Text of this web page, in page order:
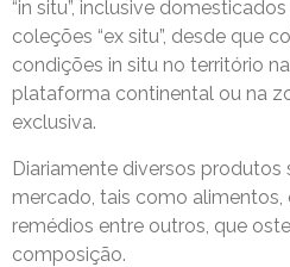
“in situ”, inclusive
coleções “ex situ”, desde que
condições in situ no território
plataforma continental ou na
exclusiva.
Diariamente diversos produtos
mercado, tais como alimentos,
remédios entre outros, que
composição.